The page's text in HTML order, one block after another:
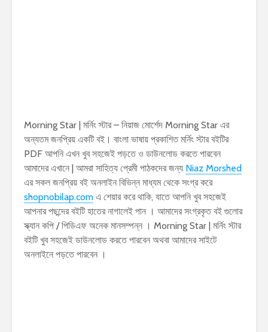
Morning Star | মর্নিং স্টার – নিয়াজ মোর্শেদ Morning Star এর
অন্যতম জনপ্রিয় একটি বই। বাংলা ভাষায় প্রকাশিত মর্নিং স্টার বইটির
PDF আপনি এখন খুব সহজেই পড়তে ও ডাউনলোড করতে পারবেন
আমাদের এখানে | আমরা সাহিত্য প্রেমী পাঠকদের জন্য Niaz Morshed
এর সকল জনপ্রিয় বই অনলাইন বিভিন্ন মাধ্যম থেকে সংগ্র করে
shopnobilap.com এ শেয়ার করে থাকি, যাতে আপনি খুব সহজেই
আপনার পছন্দের বইটি হাতের নাগালেই পান । আমাদের সংগ্রকৃত বই গুলোর
স্ক্যান কপি / পিডিএফ অনেক মানসম্পন্ন । Morning Star | মর্নিং স্টার
বইটি খুব সহজেই ডাউনলোড করতে পারবেন অথবা আমাদের সাইটে
অনলাইনে পড়তে পারবেন ।